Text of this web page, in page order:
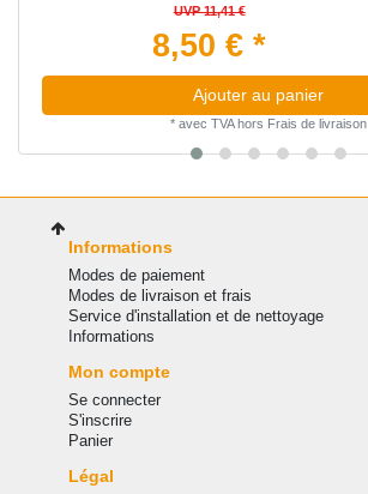
UVP 11,41 €
8,50 € *
Ajouter au panier
* avec TVAhors Frais de livraison
Informations
Modes de paiement
Modes de livraison et frais
Service d'installation et de nettoyage
Informations
Mon compte
Se connecter
S'inscrire
Panier
Légal